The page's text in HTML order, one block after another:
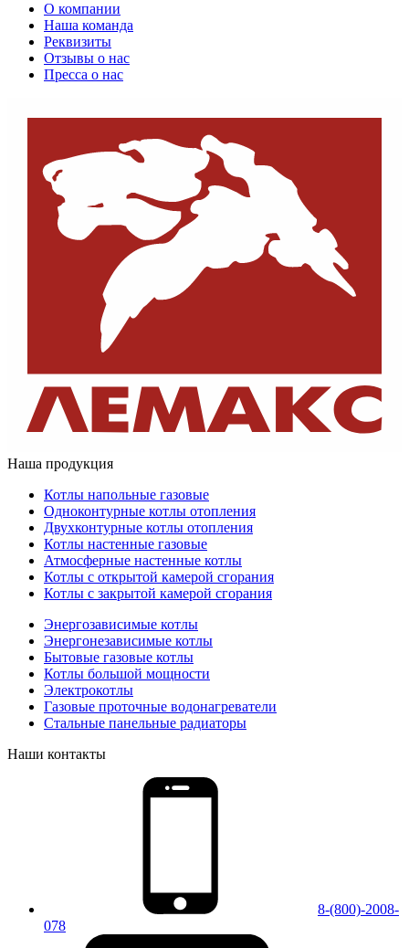
О компании
Наша команда
Реквизиты
Отзывы о нас
Пресса о нас
Наша продукция
Котлы напольные газовые
Одноконтурные котлы отопления
Двухконтурные котлы отопления
Котлы настенные газовые
Атмосферные настенные котлы
Котлы с открытой камерой сгорания
Котлы с закрытой камерой сгорания
Энергозависимые котлы
Энергонезависимые котлы
Бытовые газовые котлы
Котлы большой мощности
Электрокотлы
Газовые проточные водонагреватели
Стальные панельные радиаторы
Наши контакты
8-(800)-2008-
078